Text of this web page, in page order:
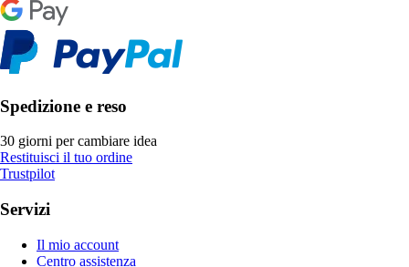
Spedizione e reso
30 giorni per cambiare idea
Restituisci il tuo ordine
Trustpilot
Servizi
Il mio account
Centro assistenza